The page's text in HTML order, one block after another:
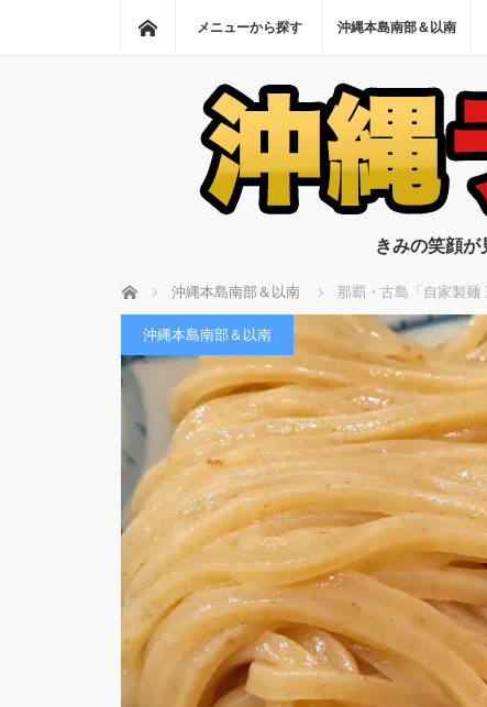
ホーム
メニューから探す 沖縄本島南部＆以南
きみの笑顔
ホーム 沖縄本島南部＆以南 那覇・古島「自家製麺
沖縄本島南部＆以南